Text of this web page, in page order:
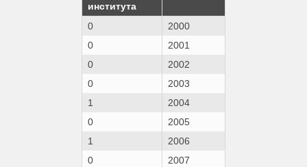
института
0
2000
0
2001
0
2002
0
2003
1
2004
0
2005
1
2006
0
2007